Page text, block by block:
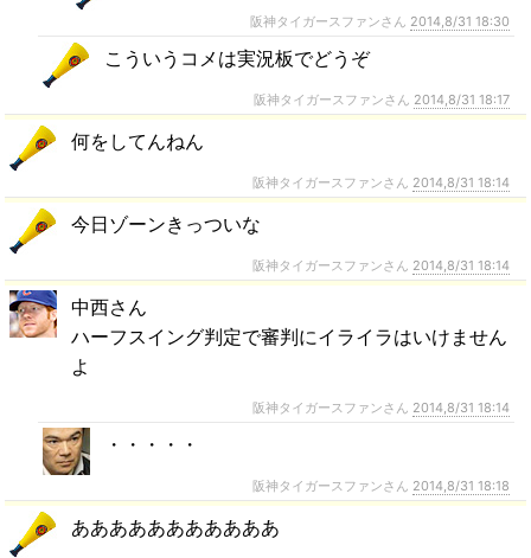
阪神タイガースファンさん 2014,8/31 18:30
こういうコメは実況板でどうぞ
阪神タイガースファンさん 2014,8/31 18:17
何をしてんねん
阪神タイガースファンさん 2014,8/31 18:14
今日ゾーンきっついな
阪神タイガースファンさん 2014,8/31 18:14
中西さん
ハーフスイング判定で審判にイライラはいけません
よ
阪神タイガースファンさん 2014,8/31 18:14
・・・・・
阪神タイガースファンさん 2014,8/31 18:18
あああああああああああ